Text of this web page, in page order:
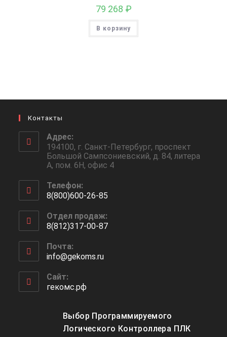
79 268 ₽
В корзину
Контакты
Адрес:
194100, г. Санкт-Петербург, проспект
Большой Сампсониевский, д. 84, литера
А, пом. 6Н, офис 4
Телефон:
8(800)600-26-85
в
вашем
приложении
Отдел продаж:
8(812)317-00-87
в
вашем
приложении
Почта:
info@gekoms.ruОткроется
Сайт:
гекомс.рф
Выбор Программируемого
Логического Контроллера ПЛК